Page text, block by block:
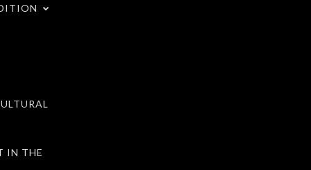
IN THE